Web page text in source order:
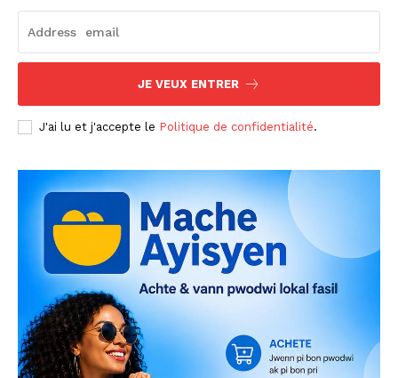
JE VEUX ENTRER
J'ai lu et j'accepte le Politique de confidentialité.